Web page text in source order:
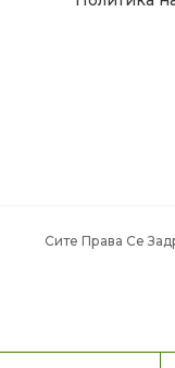
Сите Права Се